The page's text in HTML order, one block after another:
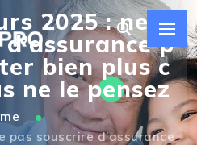
2025 : ne p
p
bien plus c
ne le pensez
pas souscrire d’assurance